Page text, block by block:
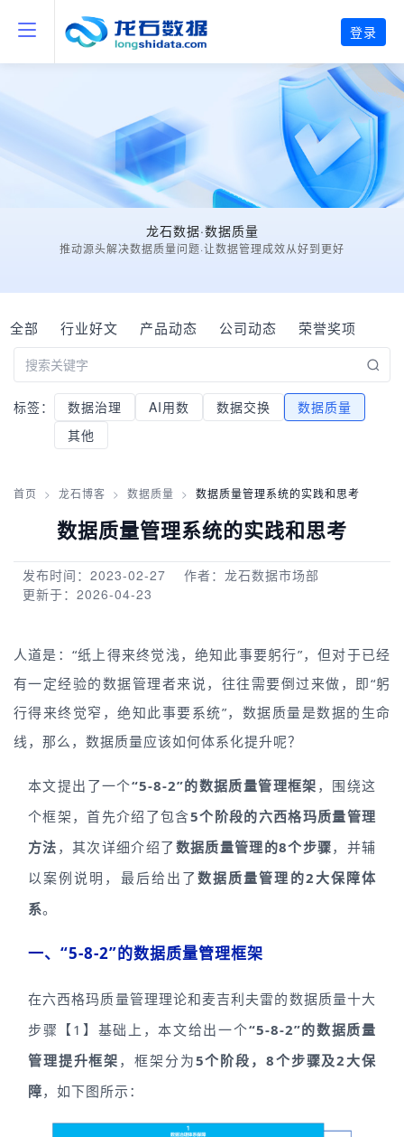
龙石数据·数据质量
推动源头解决数据质量问题·让数据管理成效从好到更好
全部 行业好文 产品动态 公司动态 荣誉奖项
标签： 数据治理 AI用数 数据交换
数据质量
其他
首页 > 龙石博客 > 数据质量 > 数据质量管理系统的实践和思考
数据质量管理系统的实践和思考
发布时间：2023-02-27
作者：龙石数据市场部
更新于：2026-04-23
人道是：“纸上得来终觉浅，绝知此事要躬行”，但对于已经
有一定经验的数据管理者来说，往往需要倒过来做，即“躬
行得来终觉窄，绝知此事要系统”，数据质量是数据的生命
线，那么，数据质量应该如何体系化提升呢？
本文提出了一个“5-8-2”的数据质量管理框架 ，围绕这
个框架，首先介绍了包含5个阶段的六西格玛质量管理
方法 ，其次详细介绍了 数据质量管理的8个步骤，并辅
以案例说明，最后给出了 数据质量管理的2大保障体
系。
一、“5-8-2”的数据质量管理框架
在六西格玛质量管理理论和麦吉利夫雷的数据质量十大
步骤【1】基础上，本文给出一个“5-8-2”的数据质量
管理提升框架 ，框架分为5个阶段，8个步骤及2大保
障，如下图所示：
登录